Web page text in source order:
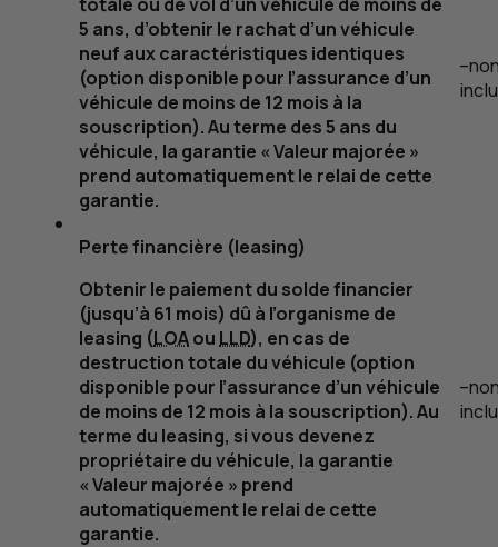
5 ans, d’obtenir le rachat d’un véhicule
neuf aux caractéristiques identiques
(option disponible pour l’assurance d’un
véhicule de moins de 12 mois à la
souscription). Au terme des 5 ans du
véhicule, la garantie « Valeur majorée »
prend automatiquement le relai de cette
garantie.
–
Perte financière (leasing)
Obtenir le paiement du solde financier
(jusqu’à 61 mois) dû à l’organisme de
leasing (LOAou LLD), en cas de
destruction totale du véhicule (option
disponible pour l’assurance d’un véhicule
de moins de 12 mois à la souscription). Au
terme du leasing, si vous devenez
propriétaire du véhicule, la garantie
« Valeur majorée » prend
automatiquement le relai de cette
garantie.
–